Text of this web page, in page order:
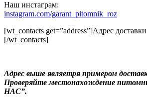
Наш инстаграм:
instagram.com/garant_pitomnik_roz
[wt_contacts get=”address”]Адрес
[/wt_contacts]
Адрес выше являетря примером
Проверяйте местонахождение
НАС”.